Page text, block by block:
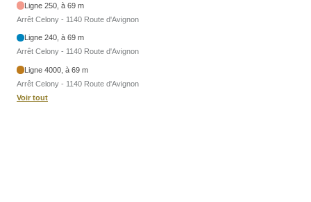
Ligne 250, à 69 m
Arrêt Celony - 1140 Route d'Avignon
Ligne 240, à 69 m
Arrêt Celony - 1140 Route d'Avignon
Ligne 4000, à 69 m
Arrêt Celony - 1140 Route d'Avignon
Voir tout